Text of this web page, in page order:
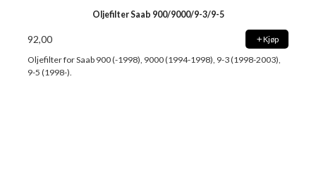
Oljefilter Saab 900/9000/9-3/9-5
92,00 Kjøp
Oljefilter for Saab 900 (-1998), 9000 (1994-1998), 9-3 (1998-2003),
9-5 (1998-).